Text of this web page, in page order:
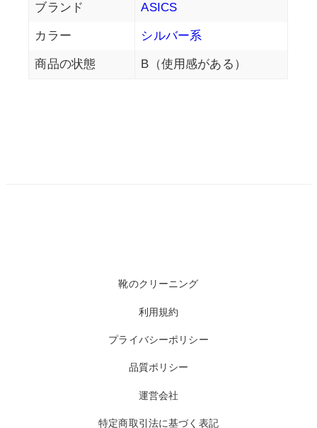
ブランド ASICS
カラー シルバー系
商品の状態 B（使用感がある）
靴のクリーニング
利用規約
プライバシーポリシー
品質ポリシー
運営会社
特定商取引法に基づく表記